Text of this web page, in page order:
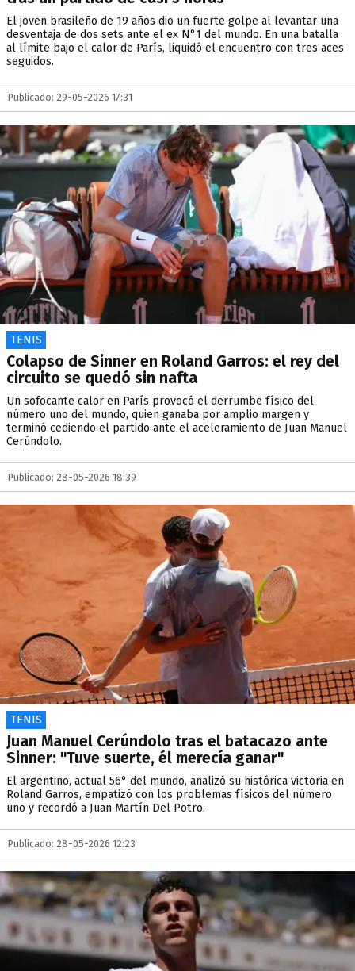
El joven brasileño de 19 años dio un fuerte golpe al levantar una
desventaja de dos sets ante el ex N°1 del mundo. En una batalla
al límite bajo el calor de París, liquidó el encuentro con tres aces
seguidos.
Publicado: 29-05-2026 17:31
TENIS
Colapso de Sinner en Roland Garros: el rey del
circuito se quedó sin nafta
Un sofocante calor en París provocó el derrumbe físico del
número uno del mundo, quien ganaba por amplio margen y
terminó cediendo el partido ante el aceleramiento de Juan Manuel
Cerúndolo.
Publicado: 28-05-2026 18:39
TENIS
Juan Manuel Cerúndolo tras el batacazo ante
Sinner: "Tuve suerte, él merecía ganar"
El argentino, actual 56° del mundo, analizó su histórica victoria en
Roland Garros, empatizó con los problemas físicos del número
uno y recordó a Juan Martín Del Potro.
Publicado: 28-05-2026 12:23